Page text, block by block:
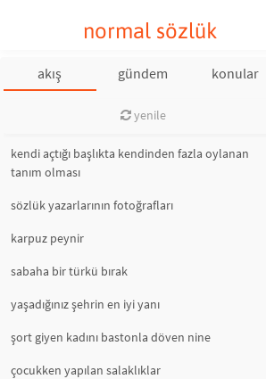
normal sözlük
akış gündem konular
yenile
kendi açtığı başlıkta kendinden fazla oylanan
tanım olması
sözlük yazarlarının fotoğrafları
karpuz peynir
sabaha bir türkü bırak
yaşadığınız şehrin en iyi yanı
şort giyen kadını bastonla döven nine
çocukken yapılan salaklıklar